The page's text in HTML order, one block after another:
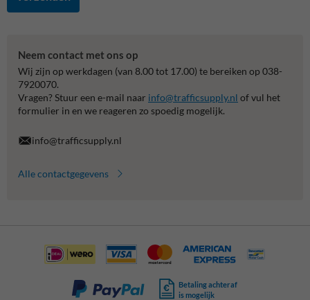
Neem contact met ons op
Wij zijn op werkdagen (van 8.00 tot 17.00) te bereiken op 038-
7920070.
Vragen? Stuur een e-mail naar info@trafficsupply.nl of vul het
formulier in en we reageren zo spoedig mogelijk.
info@trafficsupply.nl
Alle contactgegevens
Betaling achteraf
is mogelijk